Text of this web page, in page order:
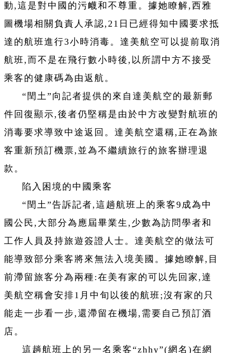
動,這是對中國的污衊和不尊重。據她瞭解,西雅
圖機場相關負責人承認,21日已經得知中國要求抵
達的航班進行3小時消毒。達美航空可以提前取消
航班,而不是在飛行數小時後,以所謂中方不接受
乘客的健康碼為由返航。
“閏土”向記者提供的來自達美航空的最新郵
件回復顯示,後者仍堅稱是由於中方改變對航班的
消毒要求導致中途返回。達美航空還稱,正在為旅
客重新預訂機票,並為不繼續旅行的旅客辦理退
款。
陷入困境的中國乘客
“閏土”告訴記者,這趟航班上的乘客9成為中
國公民,大部分為應屆畢業生,少數為訪問學者和
工作人員及持旅遊簽證人士。達美航空的做法可
能導致部分乘客將來無法入境美國。據她瞭解,目
前滯留旅客分為兩種:在美有家的可以先回家,達
美航空稱會安排1月中旬以後的航班;沒有家的只
能走一步看一步,還滯留在機場,需要自己預訂酒
店。
這趟航班上的另一名乘客“zhhy”(網名)在網